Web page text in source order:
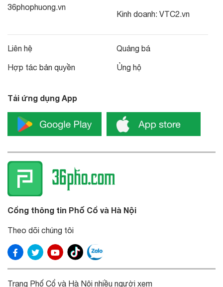
36phophuong.vn
Kinh doanh: VTC2.vn
Liên hệ
Hợp tác bản quyền
Quảng bá
Ủng hộ
Tải ứng dụng App
Cổng thông tin Phố Cổ và Hà Nội
Theo dõi chúng tôi
Trang Phố Cổ và Hà Nội nhiều người xem